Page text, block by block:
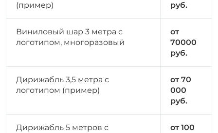
(пример)
руб.
Виниловый шар 3 метра с
логотипом, многоразовый
от
70000
руб.
Дирижабль 3,5 метра с
логотипом (пример)
от 70
000
руб.
Дирижабль 5 метров с
от 100